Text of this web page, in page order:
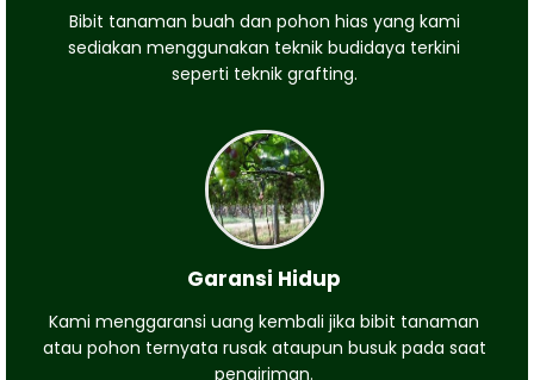
Bibit tanaman buah dan pohon hias yang kami
sediakan menggunakan teknik budidaya terkini
seperti teknik grafting.
Garansi Hidup
Kami menggaransi uang kembali jika bibit tanaman
atau pohon ternyata rusak ataupun busuk pada saat
pengiriman.